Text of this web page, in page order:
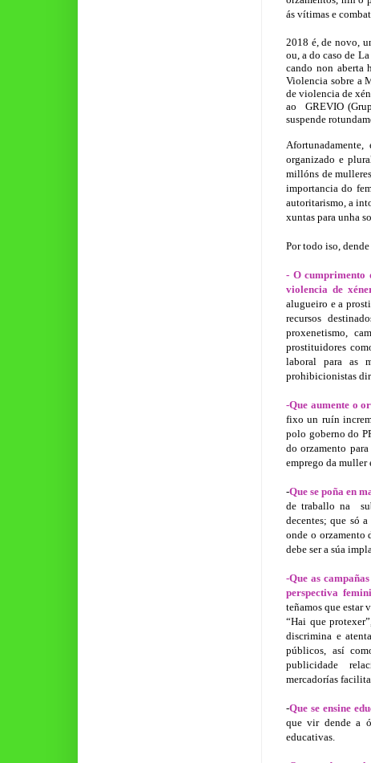
ás vítimas e
2018 é, de novo,
ou, a do caso de
cando non aberta
Violencia sobre a
de violencia de
ao
GREVIO
suspende
organizado e
millóns de
importancia do
autoritarismo, a
xuntas para unha
Por todo iso,
- O cumprimento
violencia de
alugueiro e a
recursos
proxenetismo,
prostituidores
laboral para as
prohibicionistas
-Que aumente o
fixo un ruín
polo goberno do
do orzamento
emprego da muller
-Que se poña en
de traballo na
decentes; que só
onde o orzamento
debe ser a súa
-Que as
perspectiva
teñamos que estar
“Hai que
discrimina e
públicos, así
publicidade
mercadorías
-Que se ensine
que vir dende a
educativas.